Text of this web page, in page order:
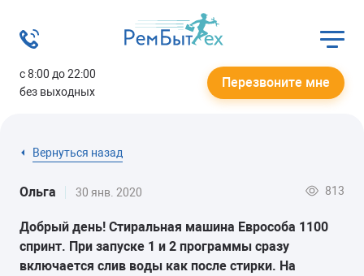
с 8:00 до 22:00
без выходных
Перезвоните мне
Вернуться назад
Ольга 30 янв. 2020 813
Добрый день! Стиральная машина Еврособа 1100
спринт. При запуске 1 и 2 программы сразу
включается слив воды как после стирки. На